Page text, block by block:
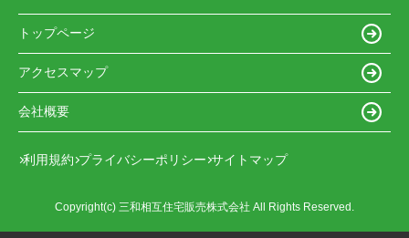
トップページ
アクセスマップ
会社概要
利用規約 プライバシーポリシー サイトマップ
Copyright(c) 三和相互住宅販売株式会社 All Rights Reserved.